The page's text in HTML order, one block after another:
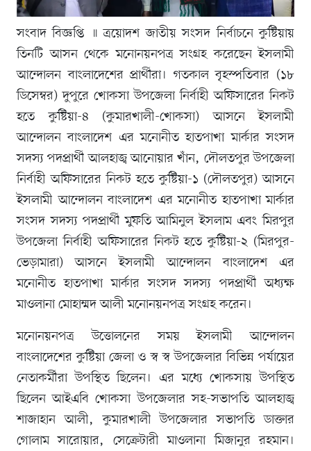
সংবাদ বিজ্ঞপ্তি ॥ ত্রয়োদশ জাতীয় সংসদ নির্বাচনে কুষ্টিয়ায়
তিনটি আসন থেকে মনোনয়নপত্র সংগ্রহ করেছেন ইসলামী
আন্দোলন বাংলাদেশের প্রার্থীরা। গতকাল বৃহস্পতিবার (১৮
ডিসেম্বর) দুপুরে খোকসা উপজেলা নির্বাহী অফিসারের নিকট
হতে কুষ্টিয়া-৪ (কুমারখালী-খোকসা) আসনে ইসলামী
আন্দোলন বাংলাদেশ এর মনোনীত হাতপাখা মার্কার সংসদ
সদস্য পদপ্রার্থী আলহাজ্ব আনোয়ার খাঁন, দৌলতপুর উপজেলা
নির্বাহী অফিসারের নিকট হতে কুষ্টিয়া-১ (দৌলতপুর) আসনে
ইসলামী আন্দোলন বাংলাদেশ এর মনোনীত হাতপাখা মার্কার
সংসদ সদস্য পদপ্রার্থী মুফতি আমিনুল ইসলাম এবং মিরপুর
উপজেলা নির্বাহী অফিসারের নিকট হতে কুষ্টিয়া-২ (মিরপুর-
ভেড়ামারা) আসনে ইসলামী আন্দোলন বাংলাদেশ এর
মনোনীত হাতপাখা মার্কার সংসদ সদস্য পদপ্রার্থী অধ্যক্ষ
মাওলানা মোহাম্মদ আলী মনোনয়নপত্র সংগ্রহ করেন।
মনোনয়নপত্র উত্তোলনের সময় ইসলামী আন্দোলন
বাংলাদেশের কুষ্টিয়া জেলা ও স্ব স্ব উপজেলার বিভিন্ন পর্যায়ের
নেতাকর্মীরা উপস্থিত ছিলেন। এর মধ্যে খোকসায় উপস্থিত
ছিলেন আইএবি খোকসা উপজেলার সহ-সভাপতি আলহাজ্ব
শাজাহান আলী, কুমারখালী উপজেলার সভাপতি ডাক্তার
গোলাম সারোয়ার, সেক্রেটারী মাওলানা মিজানুর রহমান।